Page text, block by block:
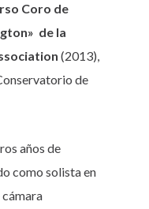
Coro de
de la
(2013),
de
años de
como solista en